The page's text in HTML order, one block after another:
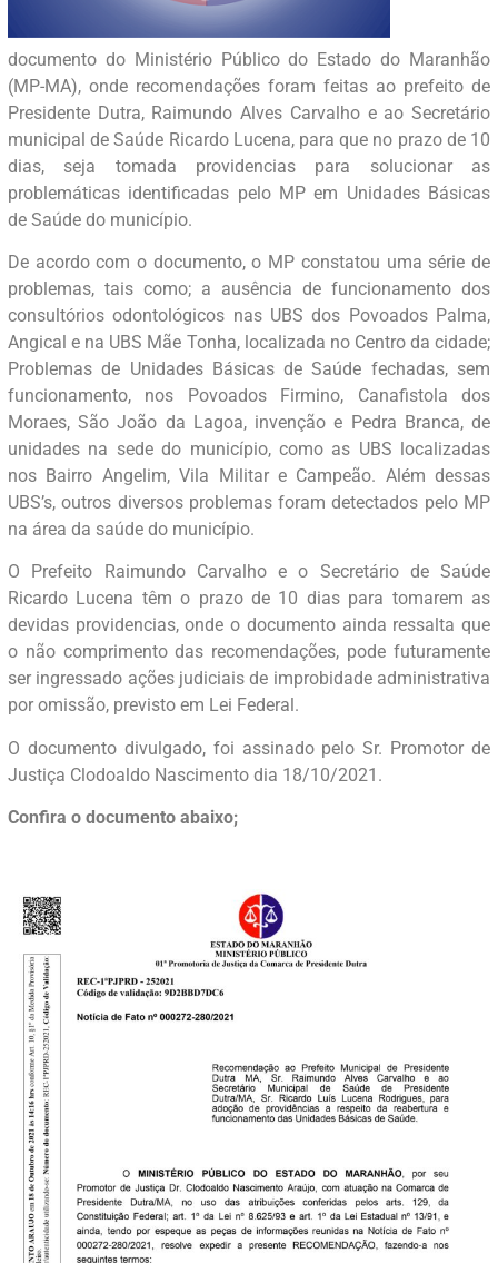
documento do Ministério Público do Estado do Maranhão
(MP-MA), onde recomendações foram feitas ao prefeito de
Presidente Dutra, Raimundo Alves Carvalho e ao Secretário
municipal de Saúde Ricardo Lucena, para que no prazo de 10
dias, seja tomada providencias para solucionar as
problemáticas identificadas pelo MP em Unidades Básicas
de Saúde do município.
De acordo com o documento, o MP constatou uma série de
problemas, tais como; a ausência de funcionamento dos
consultórios odontológicos nas UBS dos Povoados Palma,
Angical e na UBS Mãe Tonha, localizada no Centro da cidade;
Problemas de Unidades Básicas de Saúde fechadas, sem
funcionamento, nos Povoados Firmino, Canafistola dos
Moraes, São João da Lagoa, invenção e Pedra Branca, de
unidades na sede do município, como as UBS localizadas
nos Bairro Angelim, Vila Militar e Campeão. Além dessas
UBS’s, outros diversos problemas foram detectados pelo MP
na área da saúde do município.
O Prefeito Raimundo Carvalho e o Secretário de Saúde
Ricardo Lucena têm o prazo de 10 dias para tomarem as
devidas providencias, onde o documento ainda ressalta que
o não comprimento das recomendações, pode futuramente
ser ingressado ações judiciais de improbidade administrativa
por omissão, previsto em Lei Federal.
O documento divulgado, foi assinado pelo Sr. Promotor de
Justiça Clodoaldo Nascimento dia 18/10/2021.
Confira o documento abaixo;